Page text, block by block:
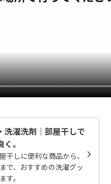
洗濯洗剤｜部屋干しで
。
干しに便利な商品から、
で、おすすめの洗濯グッ
す。